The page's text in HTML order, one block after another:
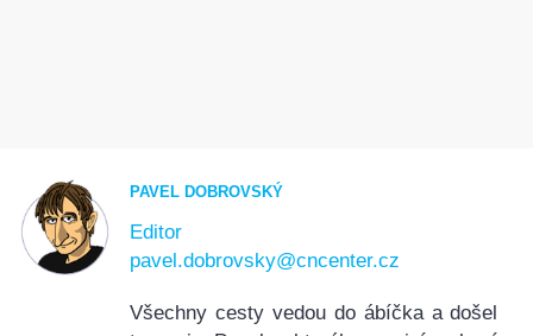
PAVEL DOBROVSKÝ
Editor
pavel.dobrovsky@cncenter.cz
Všechny cesty vedou do ábíčka a došel